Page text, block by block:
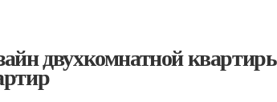
двухкомнатной